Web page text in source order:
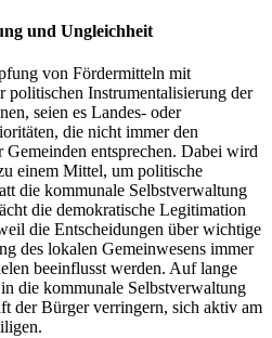
und Ungleichheit
von Fördermitteln mit
politischen Instrumentalisierung der
seien es Landes- oder
die nicht immer den
Gemeinden entsprechen. Dabei wird
einem Mittel, um politische
die kommunale Selbstverwaltung
die demokratische Legitimation
die Entscheidungen über wichtige
des lokalen Gemeinwesens immer
beeinflusst werden. Auf lange
die kommunale Selbstverwaltung
der Bürger verringern, sich aktiv am